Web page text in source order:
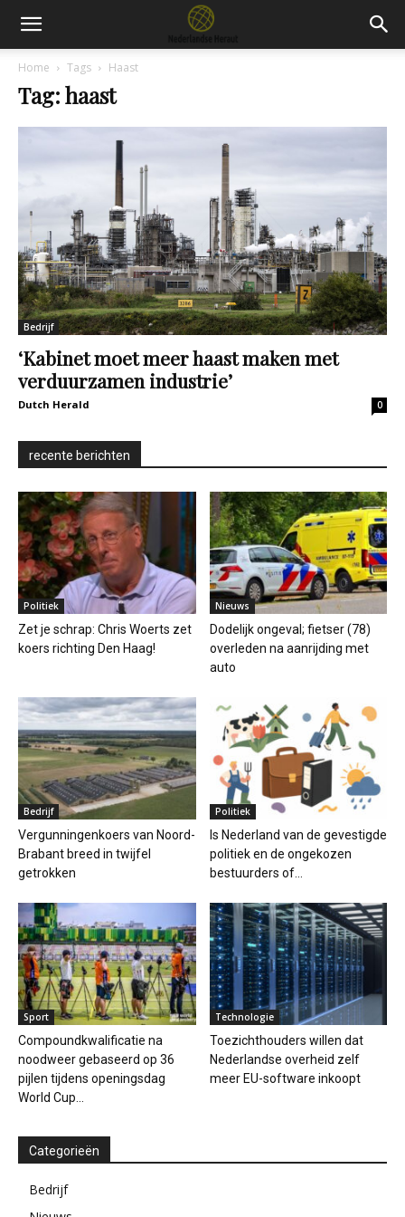
Home Tags Haast
Tag: haast
Bedrijf
‘Kabinet moet meer haast maken met
verduurzamen industrie’
Dutch Herald 0
recente berichten
Politiek
Zet je schrap: Chris Woerts zet
koers richting Den Haag!
Nieuws
Dodelijk ongeval; fietser (78)
overleden na aanrijding met
auto
Bedrijf
Vergunningenkoers van Noord-
Brabant breed in twijfel
getrokken
Politiek
Is Nederland van de gevestigde
politiek en de ongekozen
bestuurders of...
Sport
Compoundkwalificatie na
noodweer gebaseerd op 36
pijlen tijdens openingsdag
World Cup...
Technologie
Toezichthouders willen dat
Nederlandse overheid zelf
meer EU-software inkoopt
Categorieën
Bedrijf